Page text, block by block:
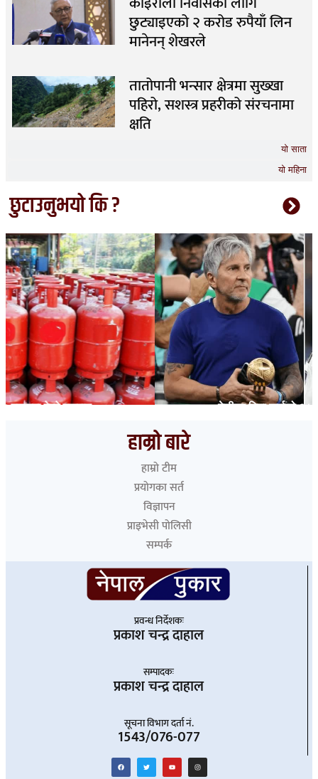
यो साता
यो महिना
छुट्याइएको २ करोड रुपैयाँ लिन
मानेनन् शेखरले
तातोपानी भन्सार क्षेत्रमा सुख्खा
पहिरो, सशस्त्र प्रहरीको संरचनामा
क्षति
छुटाउनुभयो कि ?
मेसीका पिता जर्जको ६८ वर्षको उमेरमा निधन
हाम्रो बारे
हाम्रो टीम
प्रयोगका सर्त
विज्ञापन
प्राइभेसी पोलिसी
सम्पर्क
प्रवन्ध निर्देशकः
प्रकाश चन्द्र दाहाल
सम्पादकः
प्रकाश चन्द्र दाहाल
सूचना विभाग दर्ता नं.
1543/076-077